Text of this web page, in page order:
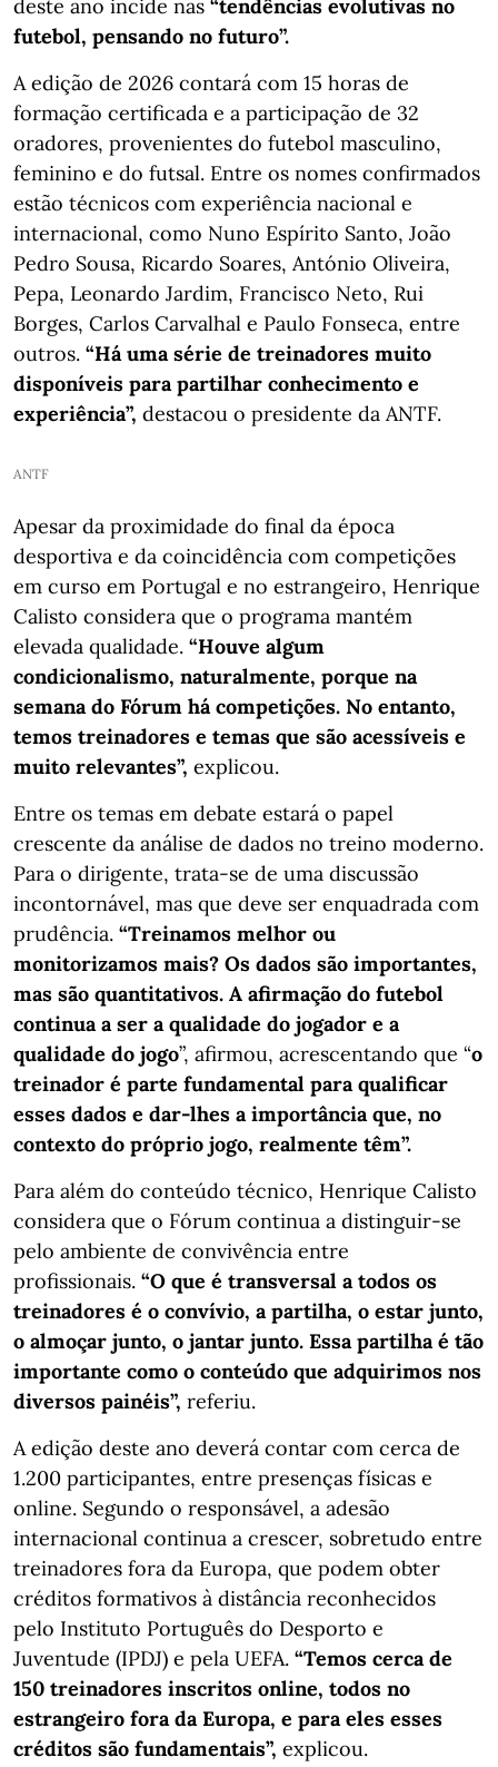
deste ano incide nas “tendências evolutivas no
futebol, pensando no futuro”.
A edição de 2026 contará com 15 horas de
formação certificada e a participação de 32
oradores, provenientes do futebol masculino,
feminino e do futsal. Entre os nomes confirmados
estão técnicos com experiência nacional e
internacional, como Nuno Espírito Santo, João
Pedro Sousa, Ricardo Soares, António Oliveira,
Pepa, Leonardo Jardim, Francisco Neto, Rui
Borges, Carlos Carvalhal e Paulo Fonseca, entre
outros. “Há uma série de treinadores muito
disponíveis para partilhar conhecimento e
experiência”, destacou o presidente da ANTF.
ANTF
Apesar da proximidade do final da época
desportiva e da coincidência com competições
em curso em Portugal e no estrangeiro, Henrique
Calisto considera que o programa mantém
elevada qualidade. “Houve algum
condicionalismo, naturalmente, porque na
semana do Fórum há competições. No entanto,
temos treinadores e temas que são acessíveis e
muito relevantes”, explicou.
Entre os temas em debate estará o papel
crescente da análise de dados no treino moderno.
Para o dirigente, trata-se de uma discussão
incontornável, mas que deve ser enquadrada com
prudência. “Treinamos melhor ou
monitorizamos mais? Os dados são importantes,
mas são quantitativos. A afirmação do futebol
continua a ser a qualidade do jogador e a
qualidade do jogo”, afirmou, acrescentando que “o
treinador é parte fundamental para qualificar
esses dados e dar-lhes a importância que, no
contexto do próprio jogo, realmente têm”.
Para além do conteúdo técnico, Henrique Calisto
considera que o Fórum continua a distinguir-se
pelo ambiente de convivência entre
profissionais. “O que é transversal a todos os
treinadores é o convívio, a partilha, o estar junto,
o almoçar junto, o jantar junto. Essa partilha é tão
importante como o conteúdo que adquirimos nos
diversos painéis”, referiu.
A edição deste ano deverá contar com cerca de
1.200 participantes, entre presenças físicas e
online. Segundo o responsável, a adesão
internacional continua a crescer, sobretudo entre
treinadores fora da Europa, que podem obter
créditos formativos à distância reconhecidos
pelo Instituto Português do Desporto e
Juventude (IPDJ) e pela UEFA. “Temos cerca de
150 treinadores inscritos online, todos no
estrangeiro fora da Europa, e para eles esses
créditos são fundamentais”, explicou.